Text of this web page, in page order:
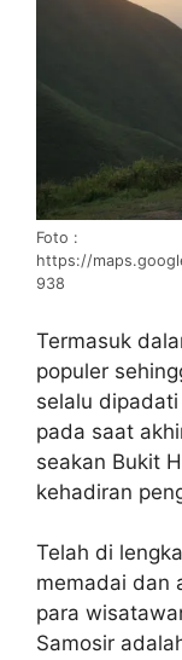
Foto :
https://
938
Termasuk
populer
selalu
pada saat
seakan Bukit
kehadiran
Telah di
memadai dan
para
Samosir